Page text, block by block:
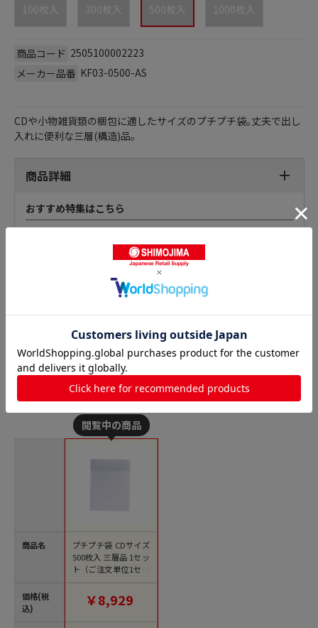
100枚入 300枚入 500枚入 1000枚入
商品コード 2505100002223
メーカー品番 KF03-0500-AS
CDや小物雑貨類の梱包に適したサイズのプチプチ袋｡丈夫で出し
入れに便利な三層(構造)品｡
商品詳細
おすすめ特集はこちら
プチプチ袋（エアキャップ袋）の人気商品との比較
商品名
価格(税
込)
プチプチ袋 CDサイズ
500枚入 三層品 1セッ
ト（ご注文単位1セッ
ト）【直送品】
￥8,929